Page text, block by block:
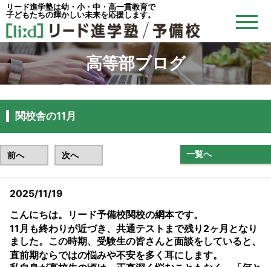
リード進学塾は幼・小・中・高一貫教育で
子どもたちの輝かしい未来を応援します。
高等部ブログ
関校舎の11月
前へ 次へ 一覧へ
2025/11/19
こんにちは。リード予備校関校の網本です。
11月も終わりが近づき、 共通テストまで残り2ヶ月 となり
ました。この時期、受験生の皆さんと面談をしていると、
直前期ならではの悩みや不安を多く耳にします。